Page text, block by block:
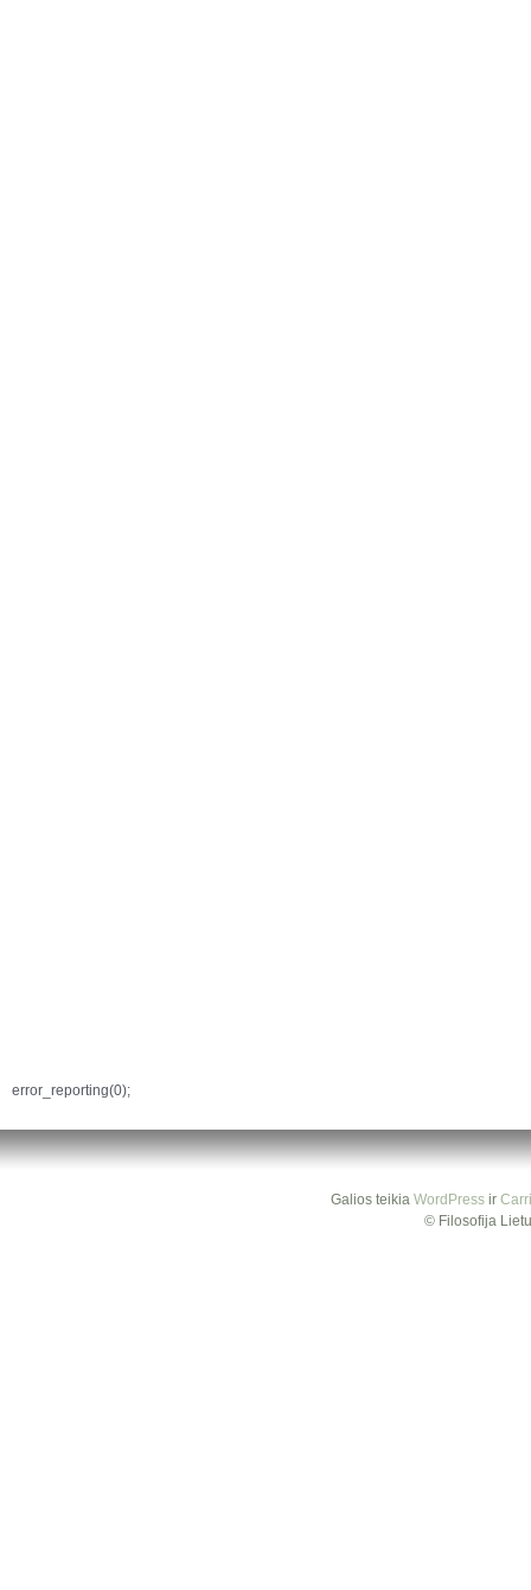
error_reporting(0);
Galios teikia WordPressir
© Filosofija